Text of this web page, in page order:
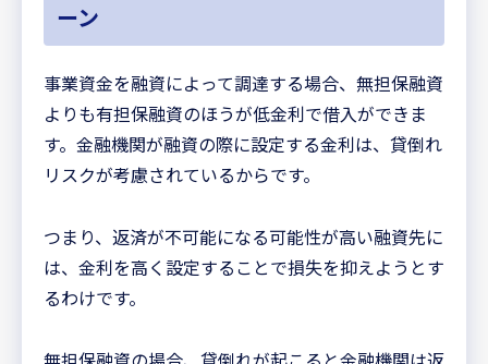
ーン
事業資金を融資によって調達する場合、無担保融資
よりも有担保融資のほうが低金利で借入ができま
す。金融機関が融資の際に設定する金利は、貸倒れ
リスクが考慮されているからです。
つまり、返済が不可能になる可能性が高い融資先に
は、金利を高く設定することで損失を抑えようとす
るわけです。